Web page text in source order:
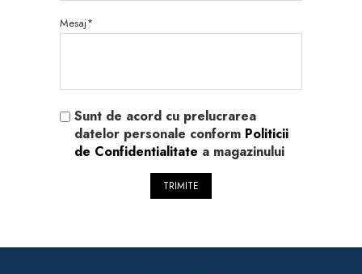
Mesaj*
Sunt de acord cu prelucrarea
datelor personale conform Politicii
de Confidentialitate a magazinului
TRIMITE